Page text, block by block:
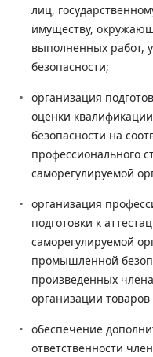
лиц,
имуществу,
выполненных работ,
безопасности;
организация
оценки
безопасности на
профессионального
саморегулируемой
организация
подготовки к
саморегулируемой
промышленной
произведенных
организации товаров
обеспечение
ответственности